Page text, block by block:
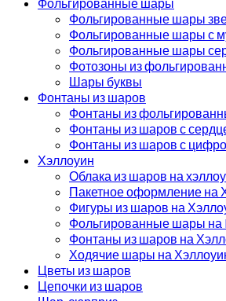
Фольгированные шары
Фольгированные шары с
Фольгированные шары
Фотозоны из
Шары буквы
Фонтаны из шаров
Фонтаны из
Фонтаны из шаров с
Фонтаны из шаров с
Хэллоуин
Облака из шаров на
Пакетное оформление на
Фигуры из шаров на
Фольгированные шары на
Фонтаны из шаров на
Ходячие шары на
Цветы из шаров
Цепочки из шаров